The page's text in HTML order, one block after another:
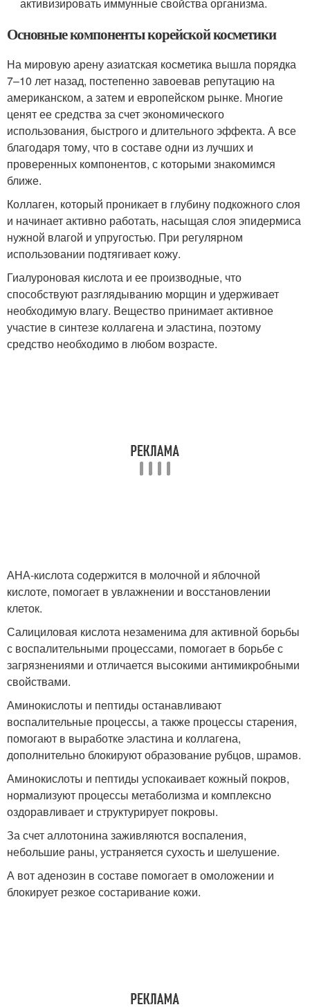
Основные компоненты корейской косметики
На мировую арену азиатская косметика вышла порядка
7–10 лет назад, постепенно завоевав репутацию на
американском, а затем и европейском рынке. Многие
ценят ее средства за счет экономического
использования, быстрого и длительного эффекта. А все
благодаря тому, что в составе одни из лучших и
проверенных компонентов, с которыми знакомимся
ближе.
Коллаген, который проникает в глубину подкожного слоя
и начинает активно работать, насыщая слоя эпидермиса
нужной влагой и упругостью. При регулярном
использовании подтягивает кожу.
Гиалуроновая кислота и ее производные, что
способствуют разглядыванию морщин и удерживает
необходимую влагу. Вещество принимает активное
участие в синтезе коллагена и эластина, поэтому
средство необходимо в любом возрасте.
АНА-кислота содержится в молочной и яблочной
кислоте, помогает в увлажнении и восстановлении
клеток.
Салициловая кислота незаменима для активной борьбы
с воспалительными процессами, помогает в борьбе с
загрязнениями и отличается высокими антимикробными
свойствами.
Аминокислоты и пептиды останавливают
воспалительные процессы, а также процессы старения,
помогают в выработке эластина и коллагена,
дополнительно блокируют образование рубцов, шрамов.
Аминокислоты и пептиды успокаивает кожный покров,
нормализуют процессы метаболизма и комплексно
оздоравливает и структурирует покровы.
За счет аллотонина заживляются воспаления,
небольшие раны, устраняется сухость и шелушение.
А вот аденозин в составе помогает в омоложении и
блокирует резкое состаривание кожи.